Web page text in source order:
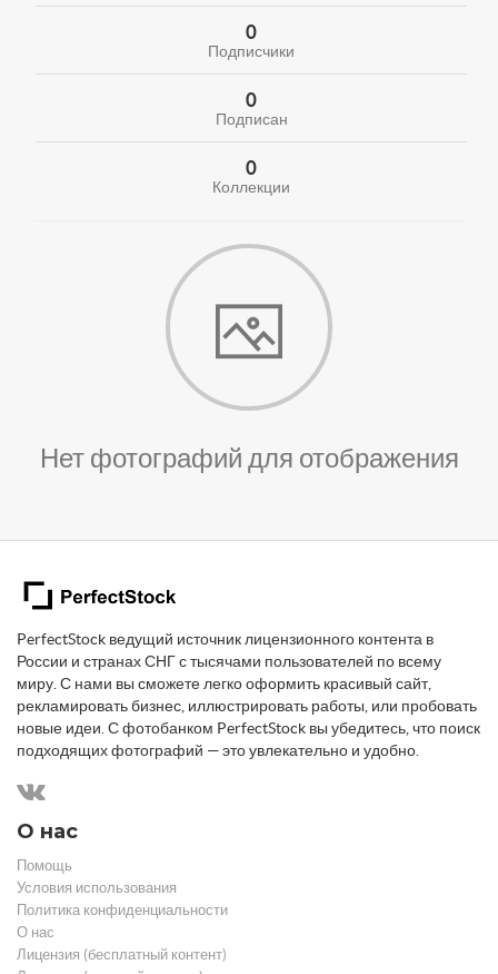
0
Подписчики
0
Подписан
0
Коллекции
Нет фотографий для отображения
PerfectStock ведущий источник лицензионного контента в
России и странах СНГ с тысячами пользователей по всему
миру. С нами вы сможете легко оформить красивый сайт,
рекламировать бизнес, иллюстрировать работы, или пробовать
новые идеи. С фотобанком PerfectStock вы убедитесь, что поиск
подходящих фотографий — это увлекательно и удобно.
О нас
Помощь
Условия использования
Политика конфиденциальности
О нас
Лицензия (бесплатный контент)